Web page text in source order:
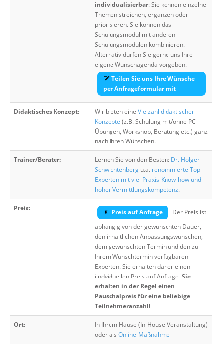
individualisierbar: Sie können einzelne
Themen streichen, ergänzen oder
priorisieren. Sie können das
Schulungsmodul mit anderen
Schulungsmodulen kombinieren.
Alternativ dürfen Sie gerne uns Ihre
eigene Wunschagenda vorgeben.
Teilen Sie uns Ihre Wünsche
per Anfrageformular mit
Didaktisches Konzept: Wir bieten eine Vielzahl didaktischer
Konzepte (z.B. Schulung mit/ohne PC-
Übungen, Workshop, Beratung etc.) ganz
nach Ihren Wünschen.
Trainer/Berater: Lernen Sie von den Besten: Dr. Holger
Schwichtenberg u.a. renommierte Top-
Experten mit viel Praxis-Know-how und
hoher Vermittlungskompetenz.
Preis:
Preis auf Anfrage
Der Preis ist
abhängig von der gewünschten Dauer,
den inhaltlichen Anpassungswünschen,
dem gewünschten Termin und den zu
Ihrem Wunschtermin verfügbaren
Experten. Sie erhalten daher einen
iindviduellen Preis auf Anfrage.Sie
erhalten in der Regel einen
Pauschalpreis für eine beliebige
Teilnehmeranzahl!
Ort:
In Ihrem Hause (In-House-Veranstaltung)
oder als Online-Maßnahme